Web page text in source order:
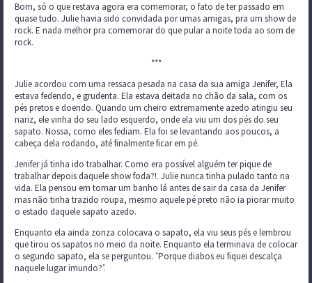
Bom, só o que restava agora era comemorar, o fato de ter passado em
quase tudo. Julie havia sido convidada por umas amigas, pra um show de
rock. E nada melhor pra comemorar do que pular a noite toda ao som de
rock.
***
Julie acordou com uma ressaca pesada na casa da sua amiga Jenifer, Ela
estava fedendo, e grudenta. Ela estava deitada no chão da sala, com os
pés pretos e doendo. Quando um cheiro extremamente azedo atingiu seu
nariz, ele vinha do seu lado esquerdo, onde ela viu um dos pés do seu
sapato. Nossa, como eles fediam. Ela foi se levantando aos poucos, a
cabeça dela rodando, até finalmente ficar em pé.
Jenifer já tinha ido trabalhar. Como era possível alguém ter pique de
trabalhar depois daquele show foda?!. Julie nunca tinha pulado tanto na
vida. Ela pensou em tomar um banho lá antes de sair da casa da Jenifer
mas não tinha trazido roupa, mesmo aquele pé preto não ia piorar muito
o estado daquele sapato azedo.
Enquanto ela ainda zonza colocava o sapato, ela viu seus pés e lembrou
que tirou os sapatos no meio da noite. Enquanto ela terminava de colocar
o segundo sapato, ela se perguntou. ’Porque diabos eu fiquei descalça
naquele lugar imundo?’.